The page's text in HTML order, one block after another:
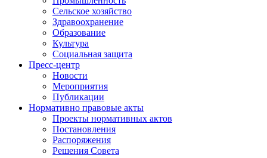
Сельское хозяйство
Здравоохранение
Образование
Культура
Социальная защита
Пресс-центр
Новости
Мероприятия
Публикации
Нормативно правовые акты
Проекты нормативных актов
Постановления
Распоряжения
Решения Совета